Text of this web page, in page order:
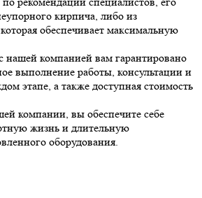
кирпича, либо из
обеспечивает максимальную
нашей компанией вам гарантировано
выполнение работы, консультации и
этапе, а также доступная стоимость
компании, вы обеспечите себе
жизнь и длительную
оборудования.